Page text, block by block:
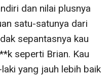
dan nilai plusnya
satu-satunya dari
sepantasnya kau
seperti Brian. Kau
yang jauh lebih baik